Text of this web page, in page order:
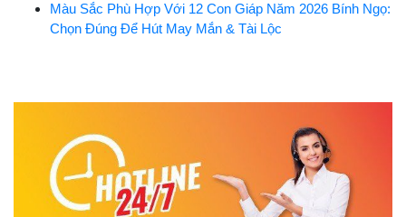
Màu Sắc Phù Hợp Với 12 Con Giáp Năm 2026 Bính Ngọ:
Chọn Đúng Để Hút May Mắn & Tài Lộc